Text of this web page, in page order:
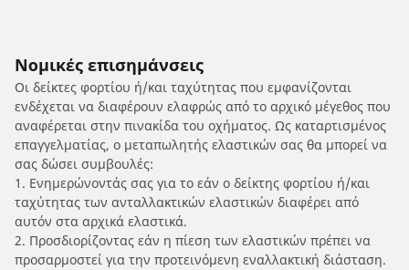
Νομικές επισημάνσεις
Οι δείκτες φορτίου ή/και ταχύτητας που εμφανίζονται
ενδέχεται να διαφέρουν ελαφρώς από το αρχικό μέγεθος που
αναφέρεται στην πινακίδα του οχήματος. Ως καταρτισμένος
επαγγελματίας, ο μεταπωλητής ελαστικών σας θα μπορεί να
σας δώσει συμβουλές:
1. Ενημερώνοντάς σας για το εάν ο δείκτης φορτίου ή/και
ταχύτητας των ανταλλακτικών ελαστικών διαφέρει από
αυτόν στα αρχικά ελαστικά.
2. Προσδιορίζοντας εάν η πίεση των ελαστικών πρέπει να
προσαρμοστεί για την προτεινόμενη εναλλακτική διάσταση.